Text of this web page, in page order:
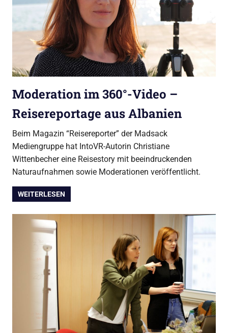
Moderation im 360°-Video –
Reisereportage aus Albanien
Beim Magazin “Reisereporter” der Madsack
Mediengruppe hat IntoVR-Autorin Christiane
Wittenbecher eine Reisestory mit beeindruckenden
Naturaufnahmen sowie Moderationen veröffentlicht.
WEITERLESEN